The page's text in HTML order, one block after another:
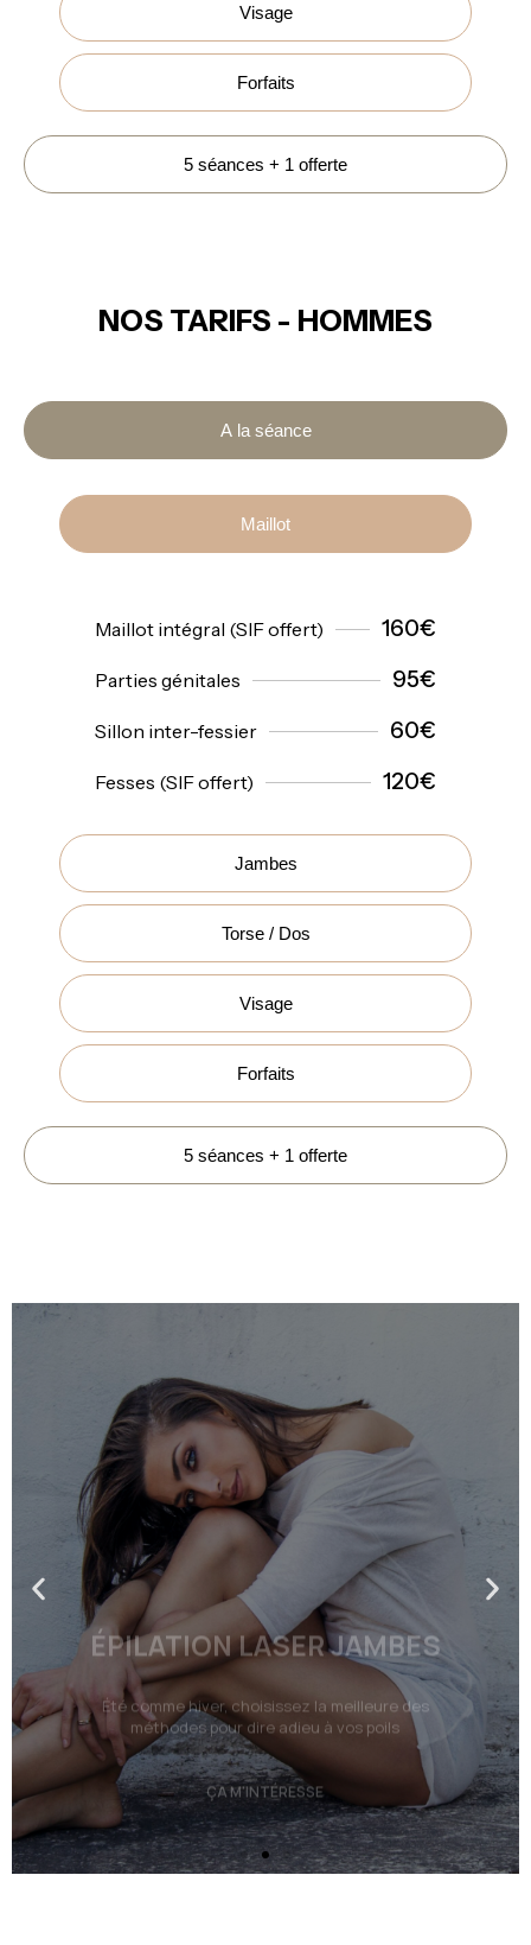
5 séances + 1 offerte
Visage
Forfaits
NOS TARIFS - HOMMES
A la séance
5 séances + 1 offerte
Maillot
Jambes
Torse / Dos
Visage
Forfaits
Maillot intégral (SIF offert) 160€
Parties génitales 95€
Sillon inter-fessier 60€
Fesses (SIF offert) 120€
ÉPILATION LASER JAMBES
Été comme hiver, choisissez la meilleure des
méthodes pour dire adieu à vos poils
ÇA M'INTÉRESSE